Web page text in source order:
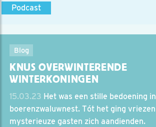
Podcast
Blog
KNUS OVERWINTERENDE
WINTERKONINGEN
15.03.23 Het was een stille bedoening
boerenzwaluwnest. Tót het ging
mysterieuze gasten zich aandienden.